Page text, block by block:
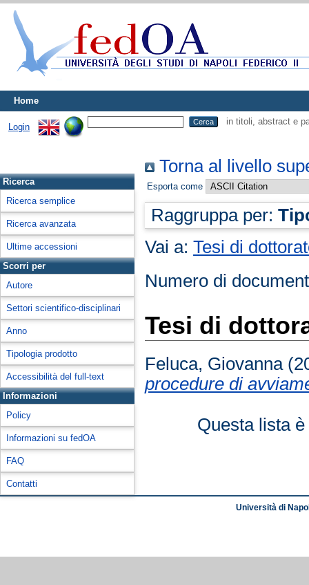
Home
Login
in titoli, abstract e
Ricerca
Ricerca semplice
Ricerca avanzata
Ultime accessioni
Scorri per
Autore
Settori scientifico-disciplinari
Anno
Tipologia prodotto
Accessibilità del full-text
Informazioni
Policy
Informazioni su fedOA
FAQ
Contatti
Torna al livello
Esporta come
Raggruppa per:
Vai a:Tesi di
Numero di
Tesi di
Feluca, Giovanna
procedure di
Questa lista
Università di